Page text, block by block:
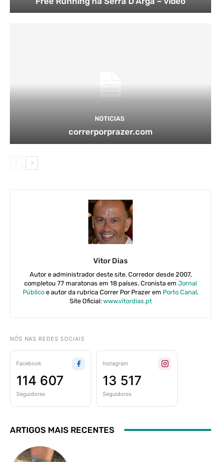
NOTICIAS
correrporprazer.com
Vitor Dias
Autor e administrador deste site. Corredor desde 2007,
completou 77 maratonas em 18 países. Cronista em Jornal
Público e autor da rubrica Correr Por Prazer em Porto Canal.
Site Oficial: www.vitordias.pt
NÓS NAS REDES SOCIAIS
Facebook
114 607
Seguidores
Instagram
13 517
Seguidores
ARTIGOS MAIS RECENTES